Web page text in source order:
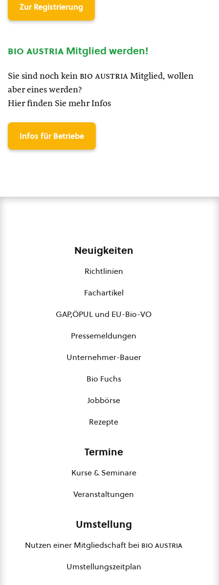
Zur Registrierung
bio austria Mitglied werden!
Sie sind noch kein bio austria Mitglied, wollen
aber eines werden?
Hier finden Sie mehr Infos
Infos für Betriebe
Neuigkeiten
Richtlinien
Fachartikel
GAP,ÖPUL und EU-Bio-VO
Pressemeldungen
Unternehmer-Bauer
Bio Fuchs
Jobbörse
Rezepte
Termine
Kurse & Seminare
Veranstaltungen
Umstellung
Nutzen einer Mitgliedschaft bei bio austria
Umstellungszeitplan